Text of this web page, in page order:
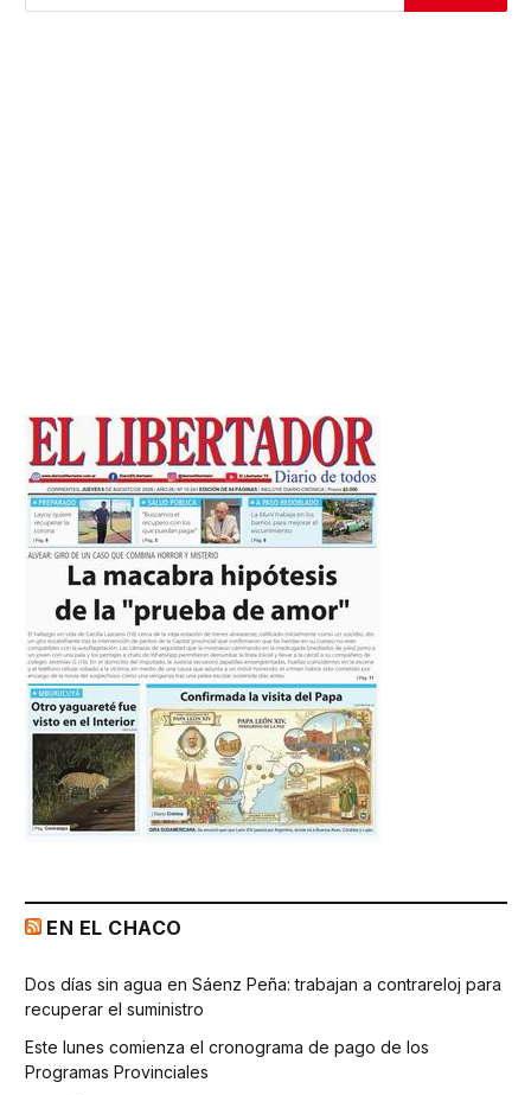
EN EL CHACO
Dos días sin agua en Sáenz Peña: trabajan a contrareloj para
recuperar el suministro
Este lunes comienza el cronograma de pago de los
Programas Provinciales